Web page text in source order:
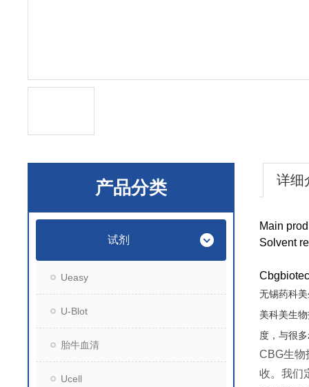
产品分类
试剂
Ueasy
U-Blot
胎牛血清
Ucell
详细
Main
Solvent
无锡药科
美科美生
度，与很
CBG生物
收。我们